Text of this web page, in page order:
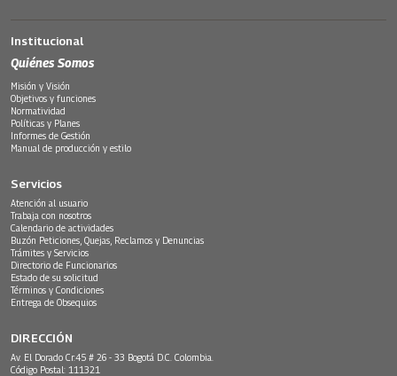
Institucional
Quiénes Somos
Misión y Visión
Objetivos y funciones
Normatividad
Políticas y Planes
Informes de Gestión
Manual de producción y estilo
Servicios
Atención al usuario
Trabaja con nosotros
Calendario de actividades
Buzón Peticiones, Quejas, Reclamos y Denuncias
Trámites y Servicios
Directorio de Funcionarios
Estado de su solicitud
Términos y Condiciones
Entrega de Obsequios
DIRECCIÓN
Av. El Dorado Cr.45 # 26 - 33 Bogotá D.C. Colombia.
Código Postal: 111321